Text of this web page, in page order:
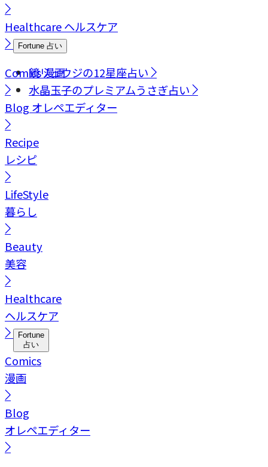
Healthcareヘルスケア
Fortune 占い
鏡リュウジの12星座占い
水晶玉子のプレミアムうさぎ占い
Comics漫画
Blog オレペエディター
Recipe
レシピ
LifeStyle
暮らし
Beauty
美容
Healthcare
ヘルスケア
Fortune
占い
Comics
漫画
Blog
オレペエディター